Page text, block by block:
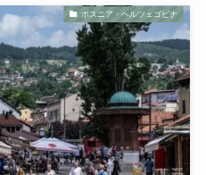
ボスニア・ヘルツェゴビナ